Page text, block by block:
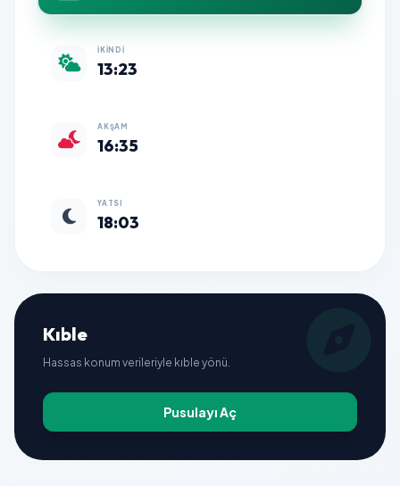
İKINDI
13:23
AKŞAM
16:35
YATSI
18:03
Kıble
Hassas konum verileriyle kıble yönü.
Pusulayı Aç